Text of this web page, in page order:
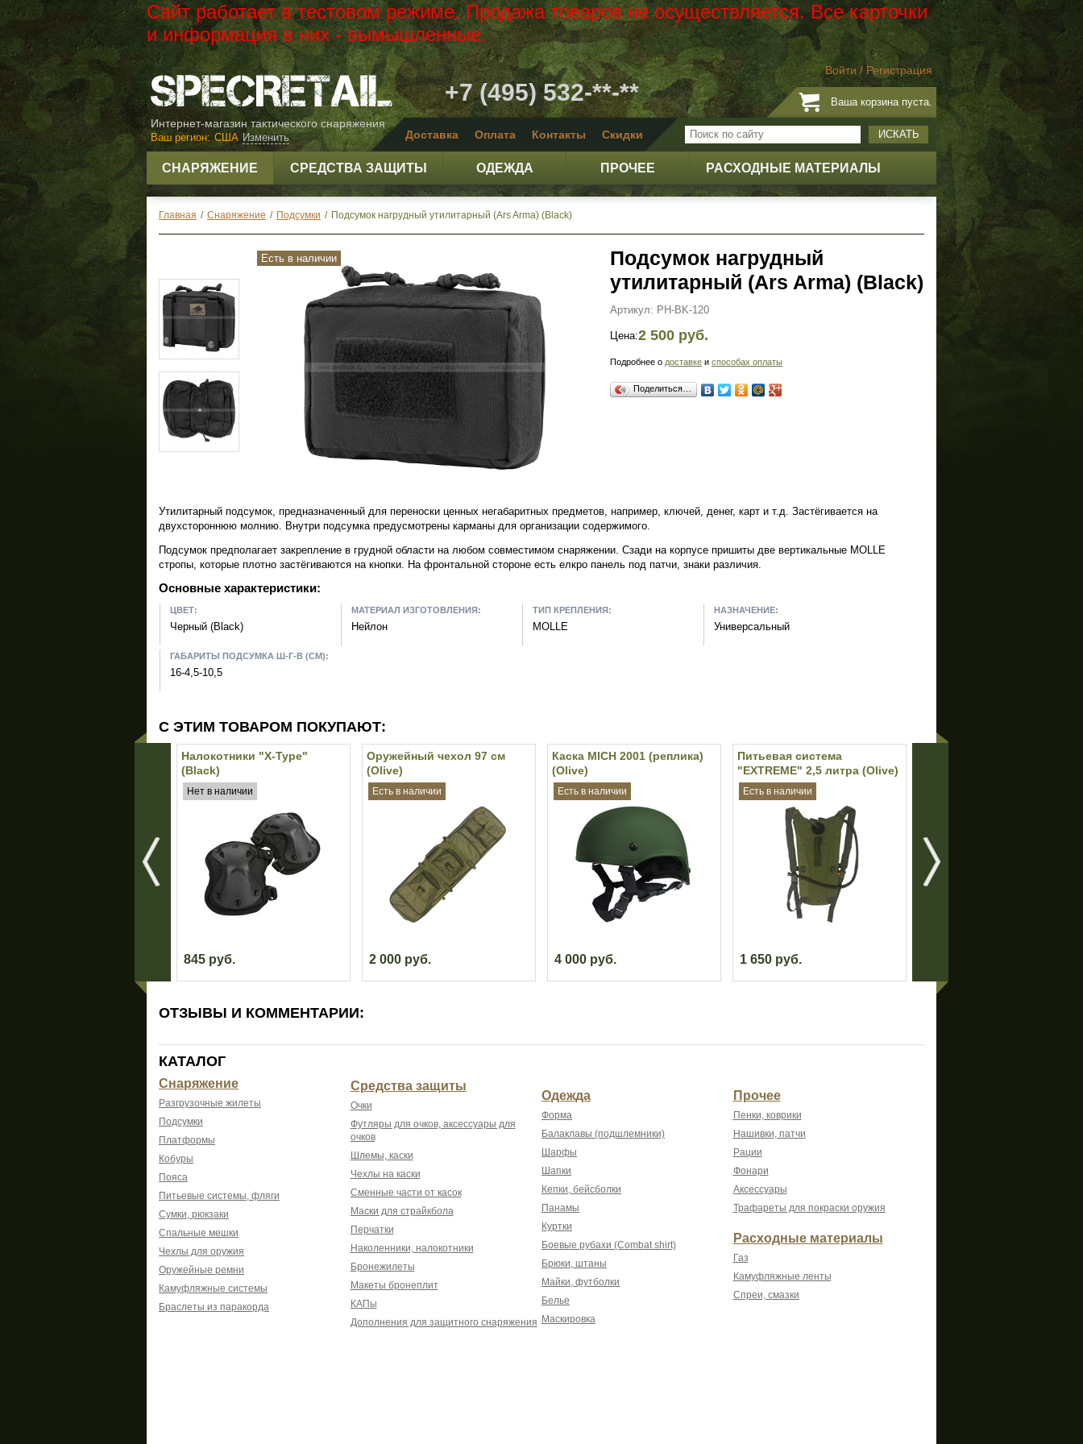
Сайт работает в тестовом режиме. Продажа товаров не осуществляется. Все карточки
и информация в них - вымышленные.
Войти / Регистрация
Ваша корзина пуста.
Интернет-магазин тактического снаряжения
+7 (495) 532-**-**
ИСКАТЬ
Доставка Оплата Контакты Скидки
Изменить
Ваш регион: США
СНАРЯЖЕНИЕ СРЕДСТВА ЗАЩИТЫ ОДЕЖДА ПРОЧЕЕ РАСХОДНЫЕ МАТЕРИАЛЫ
Главная / Снаряжение / Подсумки / Подсумок нагрудный утилитарный (Ars Arma) (Black)
Есть в наличии
Подсумок нагрудный
утилитарный (Ars Arma) (Black)
Артикул: PH-BK-120
Цена:2 500 руб.
Подробнее о доставке и способах оплаты
Поделиться…
Утилитарный подсумок, предназначенный для переноски ценных негабаритных предметов, например, ключей, денег, карт и т.д. Застёгивается на
двухстороннюю молнию. Внутри подсумка предусмотрены карманы для организации содержимого.
Подсумок предполагает закрепление в грудной области на любом совместимом снаряжении. Сзади на корпусе пришиты две вертикальные MOLLE
стропы, которые плотно застёгиваются на кнопки. На фронтальной стороне есть елкро панель под патчи, знаки различия.
Основные характеристики:
ЦВЕТ:
Черный (Black)
МАТЕРИАЛ ИЗГОТОВЛЕНИЯ:
Нейлон
ТИП КРЕПЛЕНИЯ:
MOLLE
НАЗНАЧЕНИЕ:
Универсальный
ГАБАРИТЫ ПОДСУМКА Ш-Г-В (СМ):
16-4,5-10,5
С ЭТИМ ТОВАРОМ ПОКУПАЮТ:
Налокотники "X-Type"
(Black)
Нет в наличии
845 руб.
Оружейный чехол 97 см
(Olive)
Есть в наличии
2 000 руб.
Каска MICH 2001 (реплика)
(Olive)
Есть в наличии
4 000 руб.
Питьевая система
"EXTREME" 2,5 литра (Olive)
Есть в наличии
1 650 руб.
ОТЗЫВЫ И КОММЕНТАРИИ:
КАТАЛОГ
Снаряжение
Разгрузочные жилеты
Подсумки
Платформы
Кобуры
Пояса
Питьевые системы, фляги
Сумки, рюкзаки
Спальные мешки
Чехлы для оружия
Оружейные ремни
Камуфляжные системы
Браслеты из паракорда
Средства защиты
Очки
Футляры для очков, аксессуары для
очков
Шлемы, каски
Чехлы на каски
Сменные части от касок
Маски для страйкбола
Перчатки
Наколенники, налокотники
Бронежилеты
Макеты бронеплит
КАПы
Дополнения для защитного снаряжения
Одежда
Форма
Балаклавы (подшлемники)
Шарфы
Шапки
Кепки, бейсболки
Панамы
Куртки
Боевые рубахи (Combat shirt)
Брюки, штаны
Майки, футболки
Белье
Маскировка
Прочее
Пенки, коврики
Нашивки, патчи
Рации
Фонари
Аксессуары
Трафареты для покраски оружия
Расходные материалы
Газ
Камуфляжные ленты
Спреи, смазки